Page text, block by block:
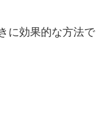
に効果的な方法で